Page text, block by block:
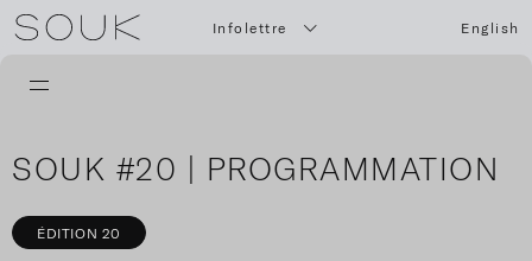
Infolettre English
SOUK #20 | PROGRAMMATION
ÉDITION 20